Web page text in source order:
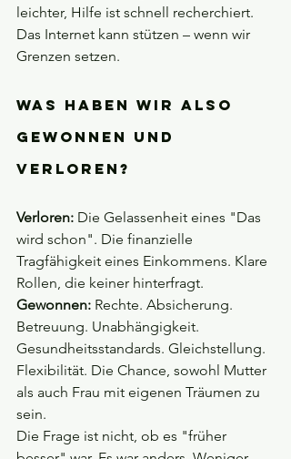
leichter, Hilfe ist schnell recherchiert.
Das Internet kann stützen – wenn wir
Grenzen setzen.
Was haben wir also
gewonnen und
verloren?
Verloren: Die Gelassenheit eines "Das
wird schon". Die finanzielle
Tragfähigkeit eines Einkommens. Klare
Rollen, die keiner hinterfragt.
Gewonnen: Rechte. Absicherung.
Betreuung. Unabhängigkeit.
Gesundheitsstandards. Gleichstellung.
Flexibilität. Die Chance, sowohl Mutter
als auch Frau mit eigenen Träumen zu
sein.
Die Frage ist nicht, ob es "früher